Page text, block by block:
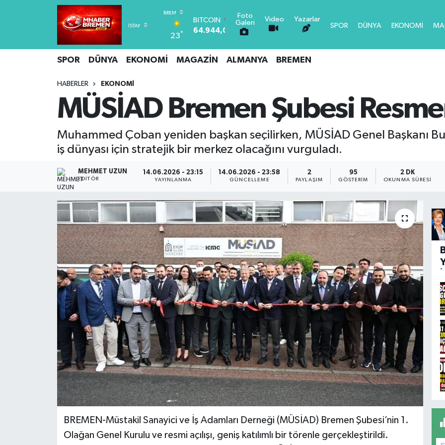
23°
DOLAR
47,7436
55,2510 0.32
STERLİN
BİST100
13.779
64.944,08 -0.18
Foto
Galeri
Video
Yazarlar
SPOR
DÜNYA EKONOMİ
SPOR DÜNYA EKONOMİ MAGAZİN ALMANYA BREMEN
HABERLER EKONOMİ
MÜSİAD Bremen Şubesi
Muhammed Çoban yeniden başkan seçilirken, MÜSİAD Genel Başkanı
iş dünyası için stratejik bir merkez olacağını vurguladı.
MEHMET UZUN
EDITÖR
14.06.2026 - 23:15
YAYINLANMA
14.06.2026 - 23:58
GÜNCELLEME
2
PAYLAŞIM
95
GÖSTERIM
2 DK
OKUNMA SÜRESI
BREMEN-Müstakil Sanayici ve İş Adamları Derneği (MÜSİAD) Bremen Şubesi’nin 1.
Olağan Genel Kurulu ve resmi açılışı, geniş katılımlı bir törenle gerçekleştirildi.
Hava Durumu
Trafik Durumu
Süper Lig Puan Durumu ve Fikstür
Tüm Manşetler
Son Dakika Haberleri